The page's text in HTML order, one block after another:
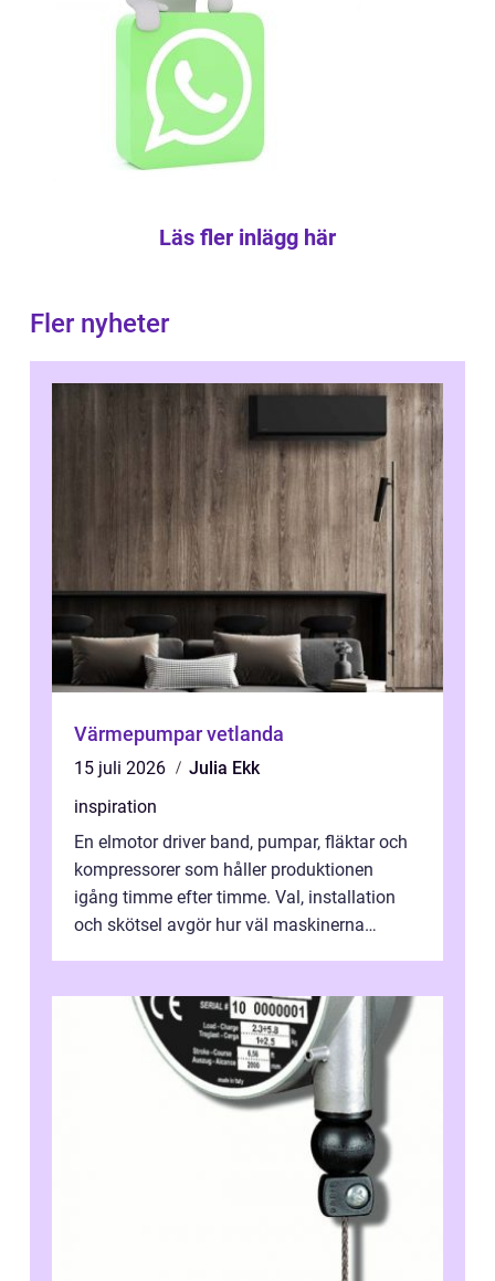
Läs fler inlägg här
Fler nyheter
Värmepumpar vetlanda
15 juli 2026
Julia Ekk
inspiration
En elmotor driver band, pumpar, fläktar och
kompressorer som håller produktionen
igång timme efter timme. Val, installation
och skötsel avgör hur väl maskinerna